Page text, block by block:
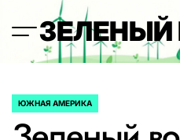
содержимому
ОПУБЛИКОВАНО
ЮЖНАЯ АМЕРИКА